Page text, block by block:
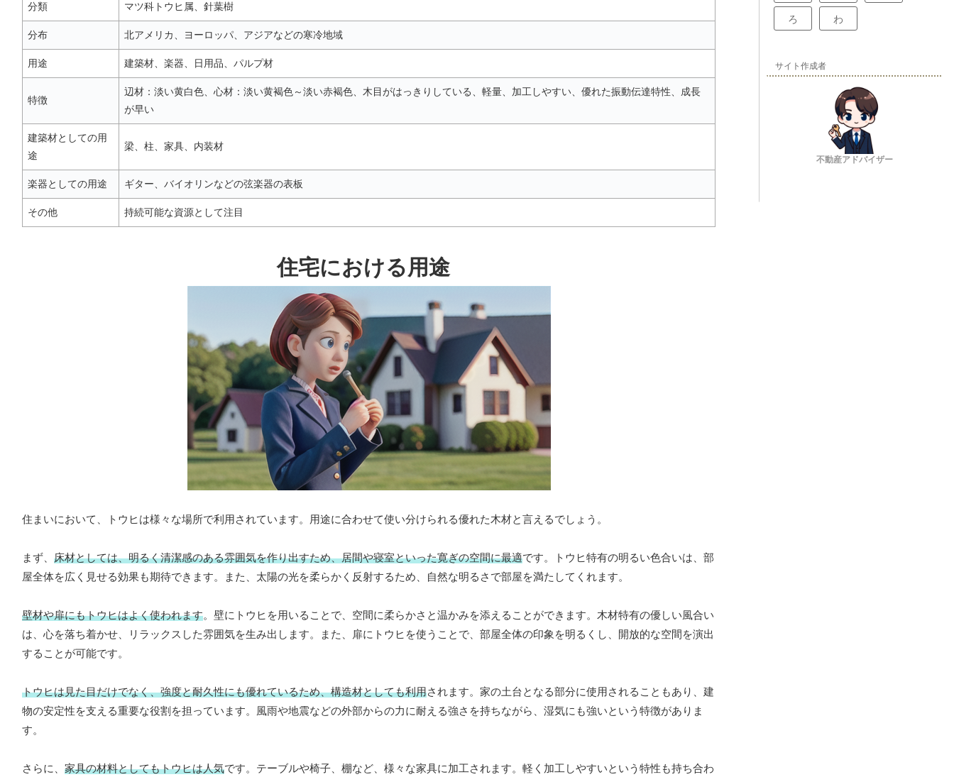
分類 マツ科トウヒ属、針葉樹
分布 北アメリカ、ヨーロッパ、アジアなどの寒冷地域
用途 建築材、楽器、日用品、パルプ材
特徴
辺材：淡い黄白色、心材：淡い黄褐色～淡い赤褐色、木目がはっきりしている、軽量、加工しやすい、優れた振動伝達特性、成長
が早い
建築材としての用
途
梁、柱、家具、内装材
楽器としての用途 ギター、バイオリンなどの弦楽器の表板
その他 持続可能な資源として注目
住宅における用途
住まいにおいて、トウヒは様々な場所で利用されています。用途に合わせて使い分けられる優れた木材と言えるでしょう。
まず、 床材としては、明るく清潔感のある雰囲気を作り出すため、居間や寝室といった寛ぎの空間に最適です。トウヒ特有の明るい色合いは、部
屋全体を広く見せる効果も期待できます。また、太陽の光を柔らかく反射するため、自然な明るさで部屋を満たしてくれます。
壁材や扉にもトウヒはよく使われます。壁にトウヒを用いることで、空間に柔らかさと温かみを添えることができます。木材特有の優しい風合い
は、心を落ち着かせ、リラックスした雰囲気を生み出します。また、扉にトウヒを使うことで、部屋全体の印象を明るくし、開放的な空間を演出
することが可能です。
トウヒは見た目だけでなく、強度と耐久性にも優れているため、構造材としても利用されます。家の土台となる部分に使用されることもあり、建
物の安定性を支える重要な役割を担っています。風雨や地震などの外部からの力に耐える強さを持ちながら、湿気にも強いという特徴がありま
す。
さらに、 家具の材料としてもトウヒは人気です。テーブルや椅子、棚など、様々な家具に加工されます。軽く加工しやすいという特性も持ち合わ
ろ わ
サイト作成者
不動産アドバイザー